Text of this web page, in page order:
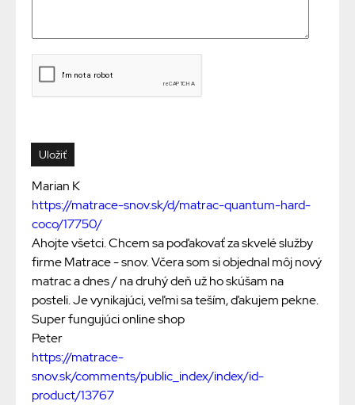
Marian K
https://matrace-snov.sk/d/matrac-quantum-hard-
coco/17750/
Ahojte všetci. Chcem sa poďakovať za skvelé služby
firme Matrace - snov. Včera som si objednal môj nový
matrac a dnes / na druhý deň už ho skúšam na
posteli. Je vynikajúci, veľmi sa teším, ďakujem pekne.
Super fungujúci online shop
Peter
https://matrace-
snov.sk/comments/public_index/index/id-
product/13767